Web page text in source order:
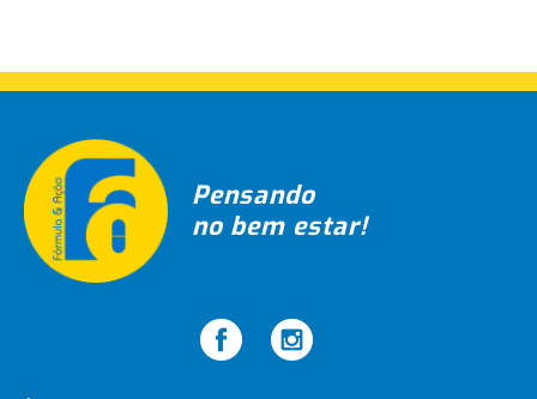
Pensando
no bem estar!